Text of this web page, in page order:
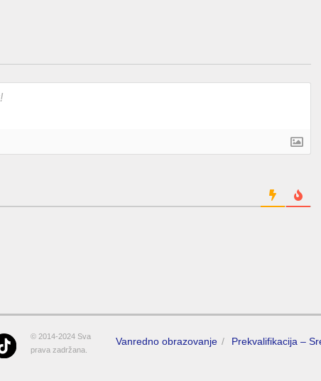
Vanredno obrazovanje Prekvalifikacija –
© 2014-2024 Sva
prava zadržana.